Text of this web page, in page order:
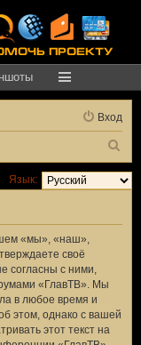
Вход
и
Язык:
«мы», «наш»,
своё
согласны с ними,
«ГлавТВ». Мы
в любое время и
этом, однако с вашей
этот текст на